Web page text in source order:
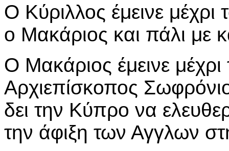
Ο Κύριλλος έμεινε
ο Μακάριος και πάλι με
Ο Μακάριος έμεινε
Αρχιεπίσκοπος
δει την Κύπρο να
την άφιξη των Αγγλων